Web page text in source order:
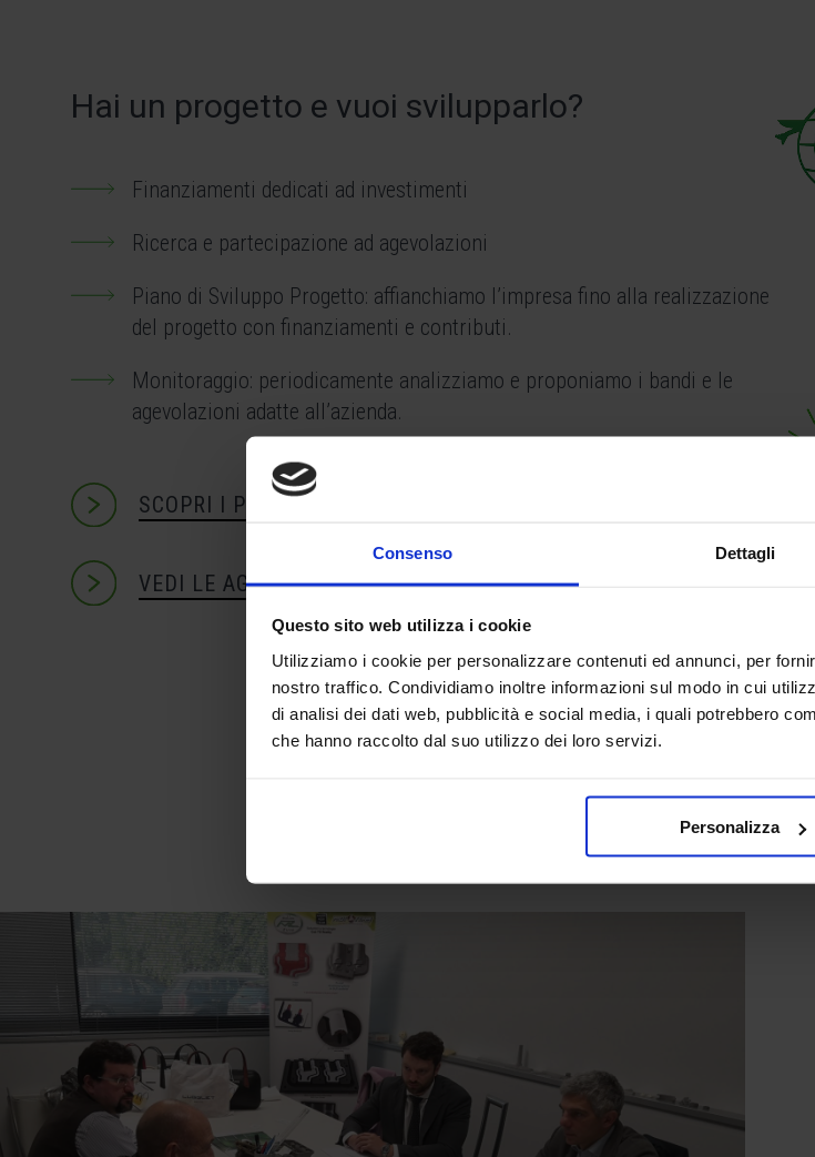
Consenso Dettagli
Questo sito web utilizza i cookie
Utilizziamo i cookie per personalizzare contenuti ed annunci, per
nostro traffico. Condividiamo inoltre informazioni sul modo in cui
di analisi dei dati web, pubblicità e social media, i quali potrebbero
che hanno raccolto dal suo utilizzo dei loro servizi.
Personalizza
Hai un progetto e vuoi svilupparlo?
Finanziamenti dedicati ad investimenti
Ricerca e partecipazione ad agevolazioni
Piano di Sviluppo Progetto: affianchiamo l’impresa fino alla realizzazione
del progetto con finanziamenti e contributi.
Monitoraggio: periodicamente analizziamo e proponiamo i bandi e le
agevolazioni adatte all’azienda.
SCOPRI I PRINCIPALI SERVIZI
VEDI LE AGEVOLAZIONI
Il Circuito